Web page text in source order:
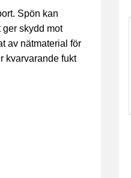
Spön kan
skydd mot
av nätmaterial för
kvarvarande fukt